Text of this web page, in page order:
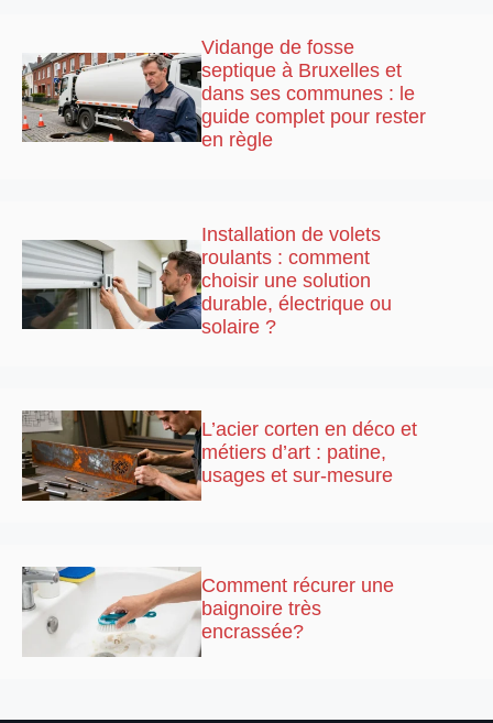
Vidange de fosse
septique à Bruxelles et
dans ses communes : le
guide complet pour rester
en règle
Installation de volets
roulants : comment
choisir une solution
durable, électrique ou
solaire ?
L’acier corten en déco et
métiers d’art : patine,
usages et sur-mesure
Comment récurer une
baignoire très
encrassée?